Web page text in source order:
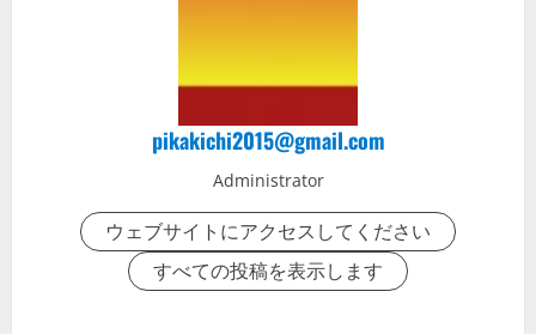
pikakichi2015@gmail.com
Administrator
ウェブサイトにアクセスしてください
すべての投稿を表示します